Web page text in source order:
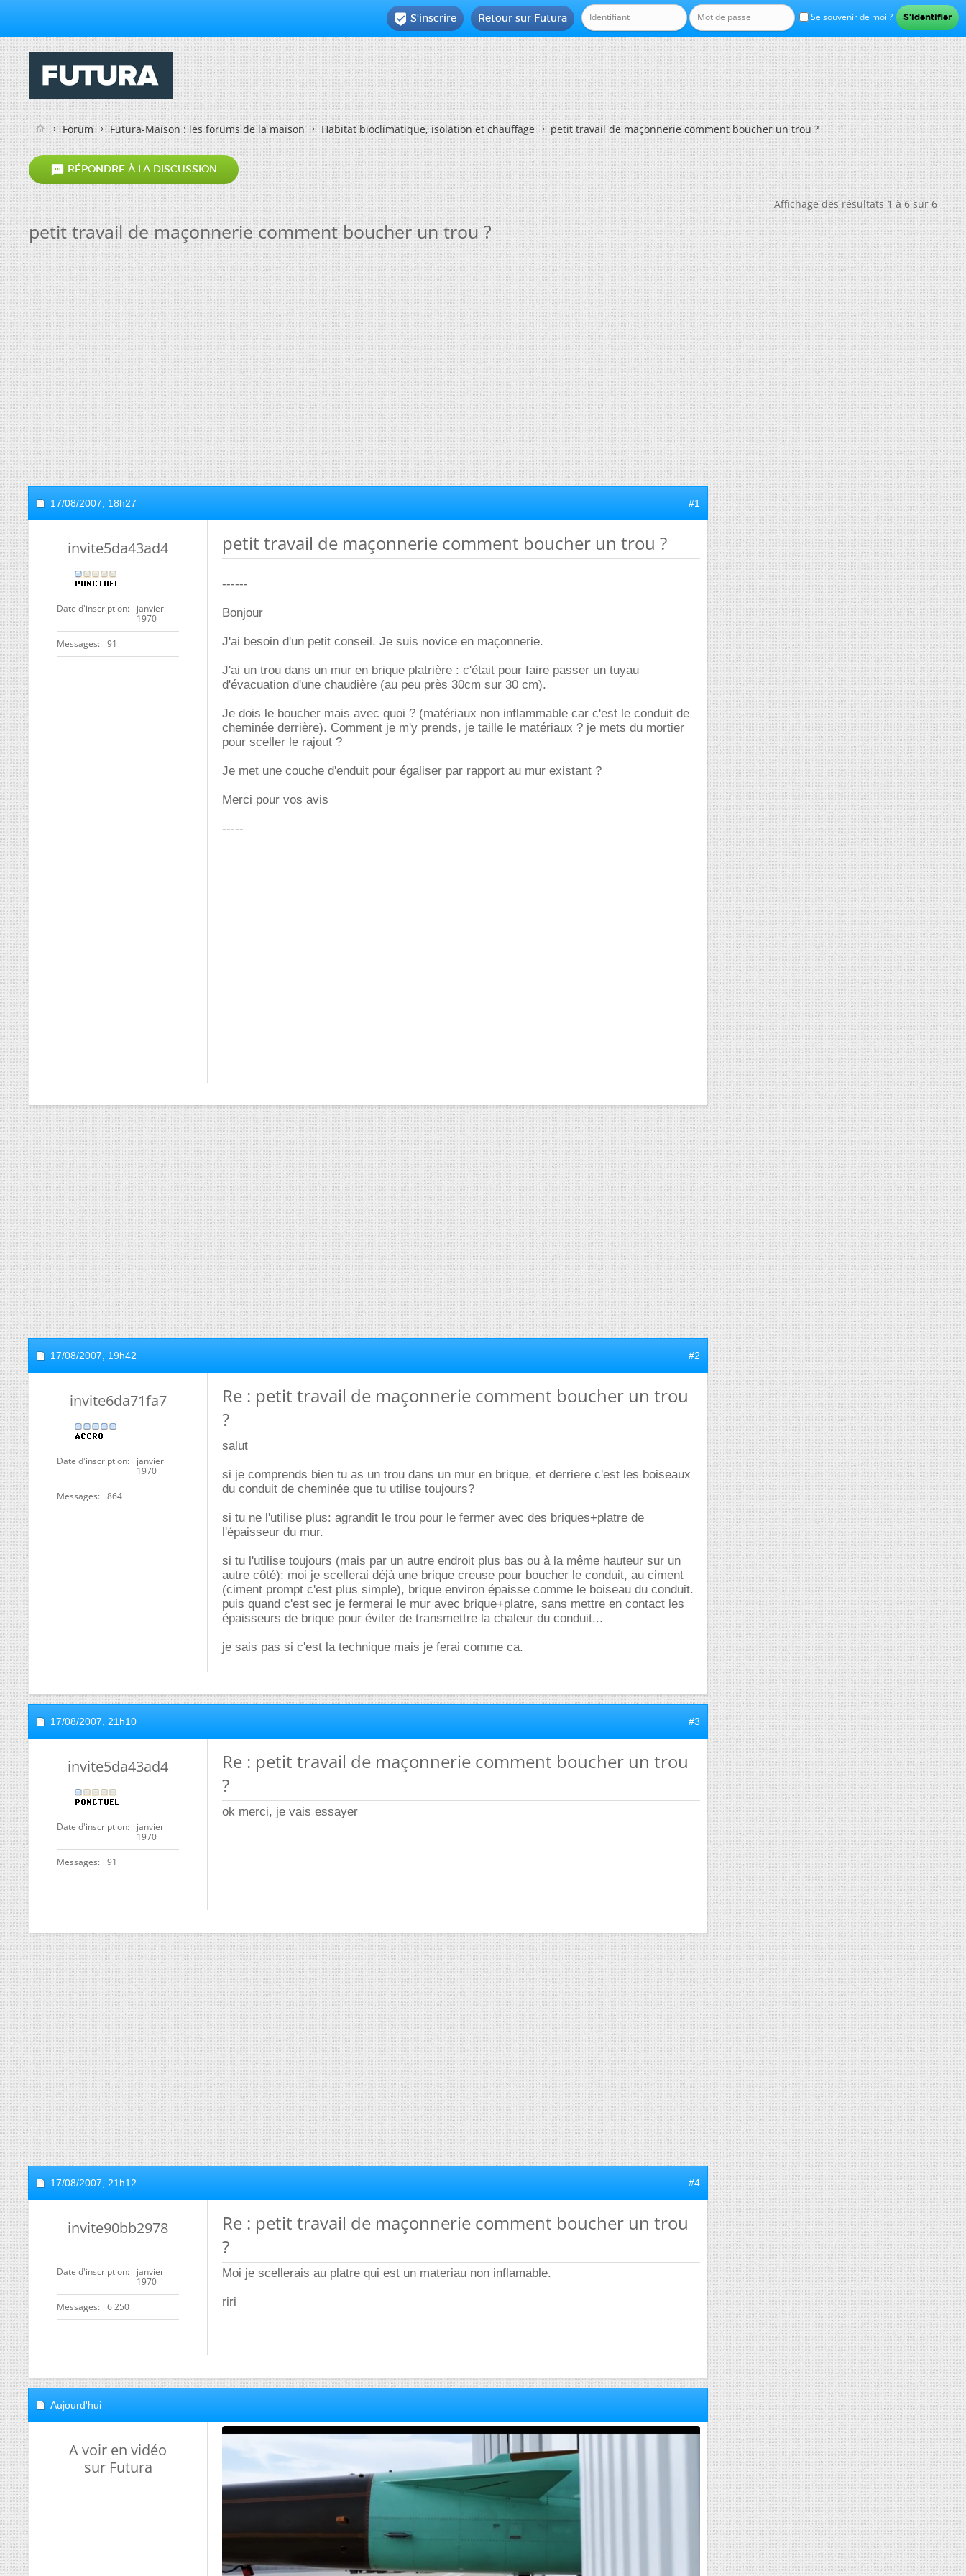
Se souvenir de moi ?
Retour sur Futura
 S'inscrire
Forum Futura-Maison : les forums de la maison Habitat bioclimatique, isolation et chauffage petit travail de maçonnerie comment boucher un trou ?
 RÉPONDRE À LA DISCUSSION
Affichage des résultats 1 à 6 sur 6
petit travail de maçonnerie comment boucher un trou ?
17/08/2007, 18h27 #1
invite5da43ad4
Date d'inscription
janvier
1970
Messages 91
petit travail de maçonnerie comment boucher un trou ?
------
Bonjour
J'ai besoin d'un petit conseil. Je suis novice en maçonnerie.
J'ai un trou dans un mur en brique platrière : c'était pour faire passer un tuyau
d'évacuation d'une chaudière (au peu près 30cm sur 30 cm).
Je dois le boucher mais avec quoi ? (matériaux non inflammable car c'est le conduit de
cheminée derrière). Comment je m'y prends, je taille le matériaux ? je mets du mortier
pour sceller le rajout ?
Je met une couche d'enduit pour égaliser par rapport au mur existant ?
Merci pour vos avis
-----
17/08/2007, 19h42 #2
invite6da71fa7
Date d'inscription
janvier
1970
Messages 864
Re : petit travail de maçonnerie comment boucher un trou
?
salut
si je comprends bien tu as un trou dans un mur en brique, et derriere c'est les boiseaux
du conduit de cheminée que tu utilise toujours?
si tu ne l'utilise plus: agrandit le trou pour le fermer avec des briques+platre de
l'épaisseur du mur.
si tu l'utilise toujours (mais par un autre endroit plus bas ou à la même hauteur sur un
autre côté): moi je scellerai déjà une brique creuse pour boucher le conduit, au ciment
(ciment prompt c'est plus simple), brique environ épaisse comme le boiseau du conduit.
puis quand c'est sec je fermerai le mur avec brique+platre, sans mettre en contact les
épaisseurs de brique pour éviter de transmettre la chaleur du conduit...
je sais pas si c'est la technique mais je ferai comme ca.
17/08/2007, 21h10 #3
invite5da43ad4
Date d'inscription
janvier
1970
Messages 91
Re : petit travail de maçonnerie comment boucher un trou
?
ok merci, je vais essayer
17/08/2007, 21h12 #4
invite90bb2978
Date d'inscription
janvier
1970
Messages 6 250
Re : petit travail de maçonnerie comment boucher un trou
?
Moi je scellerais au platre qui est un materiau non inflamable.
riri
Aujourd'hui
A voir en vidéo
sur Futura